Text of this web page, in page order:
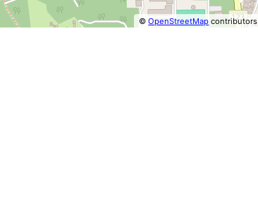
©OpenStreetMap